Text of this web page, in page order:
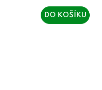
DO KOŠÍKU